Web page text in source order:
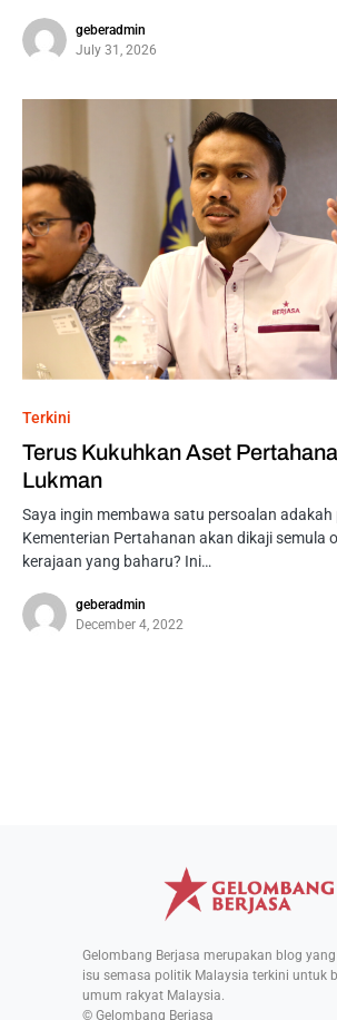
geberadmin
July 31, 2026
Terkini
Terus Kukuhkan Aset
Lukman
Saya ingin membawa satu persoalan
Kementerian Pertahanan akan dikaji semula
kerajaan yang baharu? Ini…
geberadmin
December 4, 2022
Gelombang Berjasa merupakan blog
isu semasa politik Malaysia terkini untuk
umum rakyat Malaysia.
© Gelombang Berjasa